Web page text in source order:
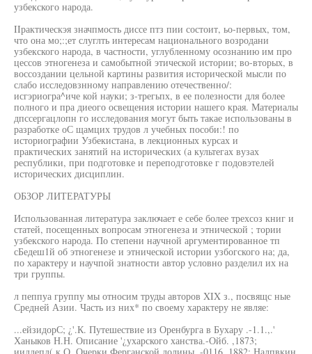
узбекского народа.
IIрактическэя значпмость диссе птз пии состоит, ьо-первых, том,
что она мо;:;ет слуглть интересам национального возродани
узбекского народа, в частности, углубленному осознанию им про
цессов этногенеза и самобытной этической истории; во-вторых, в
воссоздании цельной картины развития исторической мысли по
слабо исследовзнному направлению отечественно/:
исгэриогра^иче кой науки; з-трегьпх, в ее полезности для более
полного и пра диеого освещения истории нашего края. Материалы
дпссергацлопн го исследования могут быть такае использованы в
разработке оС щамцих трудов л учебных пособи:! по
историографии Узбекистана, в лекционных курсах и
практических занятий на исторических (а культегах вузах
республики, при подготовке и переподготовке г подовэтелей
исторических дисциплин.
ОБЗОР ЛИТЕРАТУРЫ
Использованная литература заключает е себе более трехсоз книг и
статей, посещенных вопросам этногенеза и этнической ; тории
узбекского народа. По степени научной аргументированное тп
сБедеш1й об этногенезе и этнической истории узбогского на; да,
по характеру и научпой знатности автор условно разделил их на
три группы.
л пеппуа группу мы относим труды авторов XIX з., посвящс ные
Средней Азии. Часть из них* по своему характеру не являе:
...ейзидорС; ¿'.К. Путешествие из Оренбурга в Бухару .-1.1.,.'
Ханыков Н.Н. Описание '¿ухарского ханства.-Ойб. ,1873;